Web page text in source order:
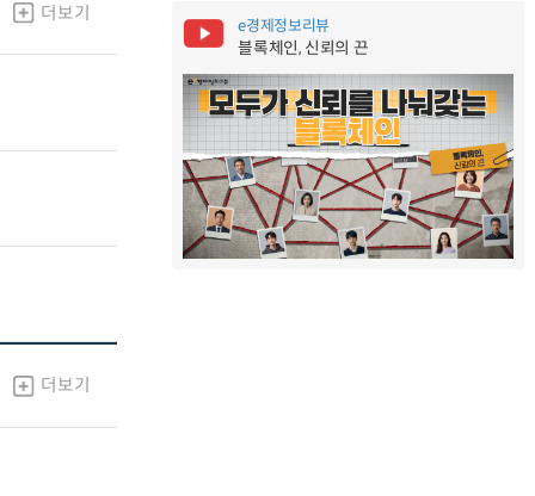
더보기
더보기
e경제정보리뷰
블록체인, 신뢰의 끈